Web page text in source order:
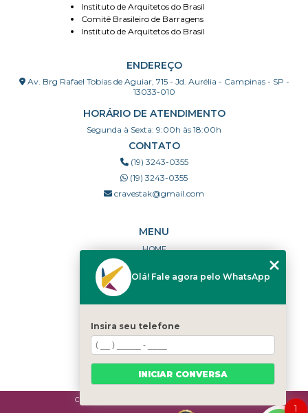
Instituto de Arquitetos do Brasil
Comitê Brasileiro de Barragens
Instituto de Arquitetos do Brasil
ENDEREÇO
Av. Brg Rafael Tobias de Aguiar, 715 - Jd. Aurélia - Campinas - SP -
13033-010
HORÁRIO DE ATENDIMENTO
Segunda à Sexta: 9:00h às 18:00h
CONTATO
(19) 3243-0355
(19) 3243-0355
cravestak@gmail.com
MENU
HOME
PORTFÓLIO
DÚVIDAS FREQUENTES
CATEGORIAS
MAPA DO SITE
Copyright © Cravestak. (Lei 9610 de 19/02/1998)
1
Olá! Fale agora pelo WhatsApp
Insira seu telefone
INICIAR CONVERSA